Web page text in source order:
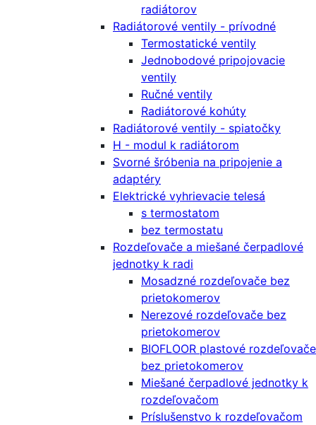
radiátorov
Radiátorové ventily - prívodné
Termostatické ventily
Jednobodové pripojovacie
ventily
Ručné ventily
Radiátorové kohúty
Radiátorové ventily - spiatočky
H - modul k radiátorom
Svorné šróbenia na pripojenie a
adaptéry
Elektrické vyhrievacie telesá
s termostatom
bez termostatu
Rozdeľovače a miešané čerpadlové
jednotky k radi
Mosadzné rozdeľovače bez
prietokomerov
Nerezové rozdeľovače bez
prietokomerov
BIOFLOOR plastové rozdeľovače
bez prietokomerov
Miešané čerpadlové jednotky k
rozdeľovačom
Príslušenstvo k rozdeľovačom